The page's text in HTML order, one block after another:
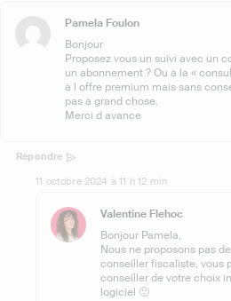
Pamela Foulon
Bonjour
Proposez vous un suivi avec un
un abonnement ? Ou à la «
à l offre premium mais sans
pas à grand chose.
Merci d avance
Répondre
11 octobre 2024 à 11 h 12 min
Valentine Flehoc
Bonjour Pamela,
Nous ne proposons pas
conseiller fiscaliste, vous
conseiller de votre choix
logiciel 🙂